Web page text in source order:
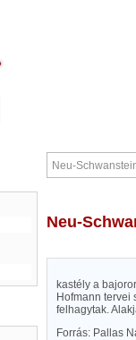
Neu-
kastély a
Hofmann tervei
felhagytak.
Forrás: Pallas